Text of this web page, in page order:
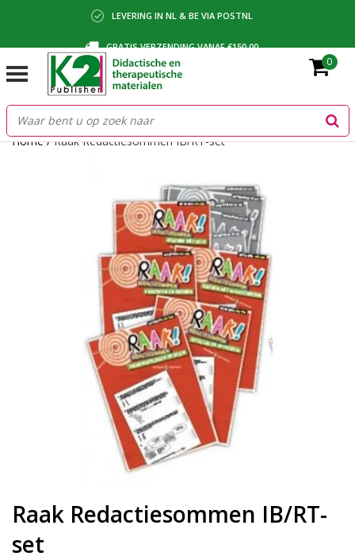
LEVERING IN NL & BE VIA POSTNL
GRATIS VERZENDING VANAF €150,00
BETALING VIA IDEAL, BANCONTACT OF FACTUUR
0
Home/Raak Redactiesommen IB/RT-set
Raak Redactiesommen IB/RT-
set